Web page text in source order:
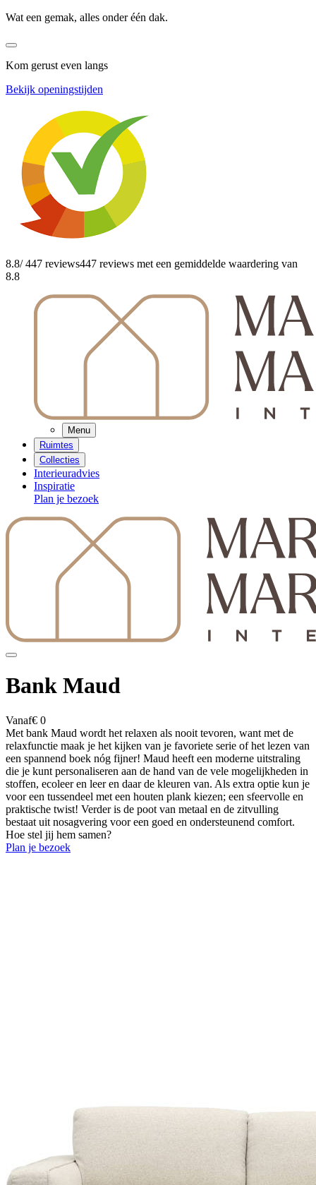
Wat een gemak, alles onder één dak.
Kom gerust even langs
Bekijk openingstijden
8.8/ 447 reviews447 reviews met een gemiddelde waardering van
8.8
Menu
Ruimtes
Collecties
Interieuradvies
Inspiratie
Plan je bezoek
Bank Maud
Vanaf€ 0
Met bank Maud wordt het relaxen als nooit tevoren, want met de
relaxfunctie maak je het kijken van je favoriete serie of het lezen van
een spannend boek nóg fijner! Maud heeft een moderne uitstraling
die je kunt personaliseren aan de hand van de vele mogelijkheden in
stoffen, ecoleer en leer en daar de kleuren van. Als extra optie kun je
voor een tussendeel met een houten plank kiezen; een sfeervolle en
praktische twist! Verder is de poot van metaal en de zitvulling
bestaat uit nosagvering voor een goed en ondersteunend comfort.
Hoe stel jij hem samen?
Plan je bezoek